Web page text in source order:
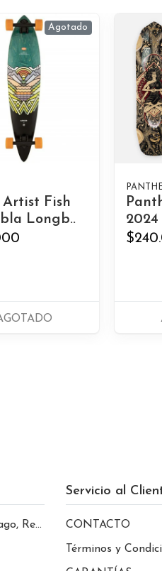
Agotado
Fish
Longb..
2024
Chile
Servicio al
CONTACTO
Términos y